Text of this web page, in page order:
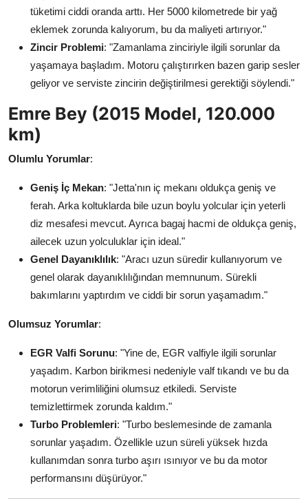
tüketimi ciddi oranda arttı. Her 5000 kilometrede bir yağ
eklemek zorunda kalıyorum, bu da maliyeti artırıyor."
Zincir Problemi: "Zamanlama zinciriyle ilgili sorunlar da
yaşamaya başladım. Motoru çalıştırırken bazen garip sesler
geliyor ve serviste zincirin değiştirilmesi gerektiği söylendi."
Emre Bey (2015 Model, 120.000
km)
Olumlu Yorumlar:
Geniş İç Mekan: "Jetta'nın iç mekanı oldukça geniş ve
ferah. Arka koltuklarda bile uzun boylu yolcular için yeterli
diz mesafesi mevcut. Ayrıca bagaj hacmi de oldukça geniş,
ailecek uzun yolculuklar için ideal."
Genel Dayanıklılık: "Aracı uzun süredir kullanıyorum ve
genel olarak dayanıklılığından memnunum. Sürekli
bakımlarını yaptırdım ve ciddi bir sorun yaşamadım."
Olumsuz Yorumlar:
EGR Valfi Sorunu: "Yine de, EGR valfiyle ilgili sorunlar
yaşadım. Karbon birikmesi nedeniyle valf tıkandı ve bu da
motorun verimliliğini olumsuz etkiledi. Serviste
temizlettirmek zorunda kaldım."
Turbo Problemleri: "Turbo beslemesinde de zamanla
sorunlar yaşadım. Özellikle uzun süreli yüksek hızda
kullanımdan sonra turbo aşırı ısınıyor ve bu da motor
performansını düşürüyor."